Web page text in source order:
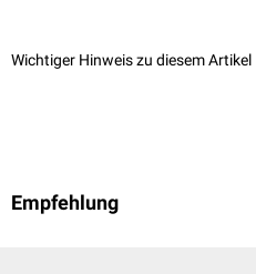
Wichtiger Hinweis zu diesem Artikel
Empfehlung